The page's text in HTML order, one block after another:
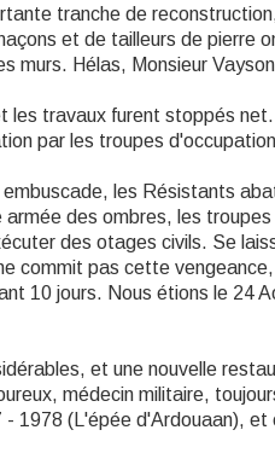
tranche de
et de tailleurs de pierre
murs. Hélas, Monsieur
les travaux furent stoppés
par les troupes
embuscade, les Résistants
des ombres, les
des otages civils. Se
commit pas cette
10 jours. Nous étions le 24
et une nouvelle
médecin militaire,
- 1978 (L'épée d'Ardouaan),